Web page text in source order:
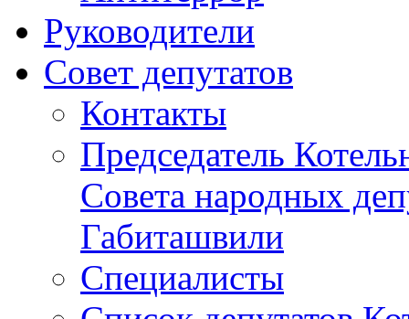
Руководители
Совет депутатов
Контакты
Председатель
Совета народных
Габиташвили
Специалисты